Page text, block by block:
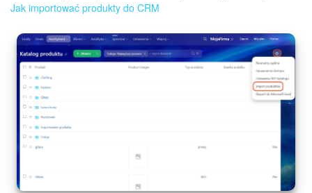
Jak importować produkty do CRM